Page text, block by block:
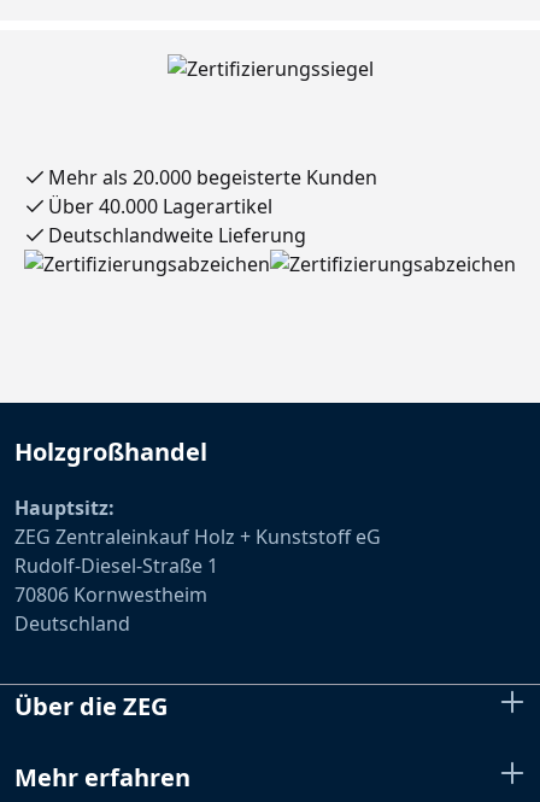
Mehr als 20.000 begeisterte Kunden
Über 40.000 Lagerartikel
Deutschlandweite Lieferung
Holzgroßhandel
Hauptsitz:
ZEG Zentraleinkauf Holz + Kunststoff eG
Rudolf-Diesel-Straße 1
70806 Kornwestheim
Deutschland
Über die ZEG
Mehr erfahren